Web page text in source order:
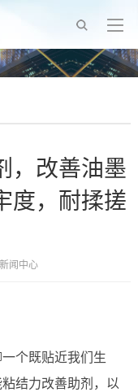
，改善油墨
度，耐揉搓
新闻中心
个既贴近我们生
结力改善助剂，以